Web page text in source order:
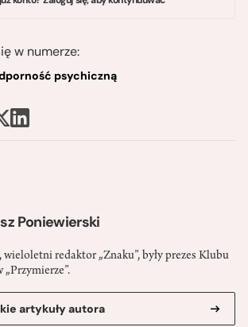
Poniewierski
redaktor „Znaku”, były prezes Klubu
artykuły autora
w numerze:
psychiczną